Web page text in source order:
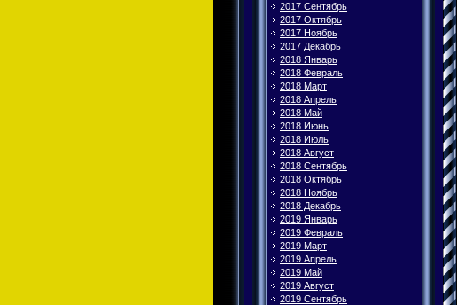
2017 Сентябрь
2017 Октябрь
2017 Ноябрь
2017 Декабрь
2018 Январь
2018 Февраль
2018 Март
2018 Апрель
2018 Май
2018 Июнь
2018 Июль
2018 Август
2018 Сентябрь
2018 Октябрь
2018 Ноябрь
2018 Декабрь
2019 Январь
2019 Февраль
2019 Март
2019 Апрель
2019 Май
2019 Август
2019 Сентябрь